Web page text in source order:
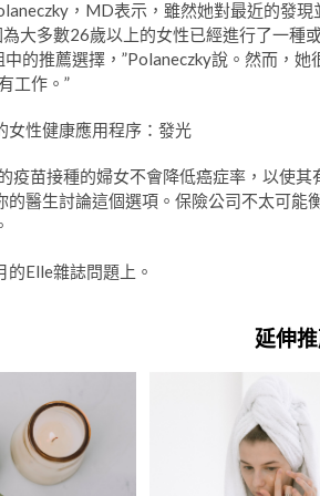
，MD表示，雖然她對最近的發
為大多數26歲以上的女性已經進行了一
的推薦選擇，”Polaneczky說。然而，
工作。”
女性健康應用程序：發光
疫苗接種的婦女不會降低癌症率，以使
的醫生討論這個選項。保險公司不太可
Elle雜誌問題上。
延伸